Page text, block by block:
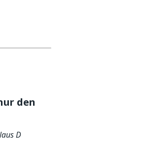
den
D